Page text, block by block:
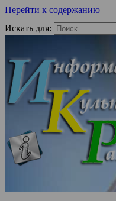
Перейти к содержанию
Искать для: